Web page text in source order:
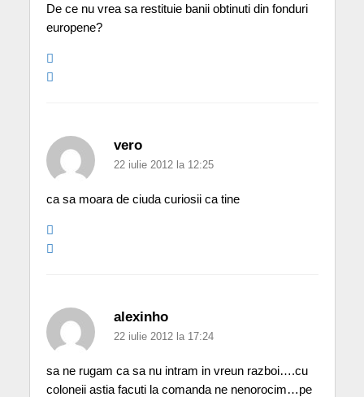
De ce nu vrea sa restituie banii obtinuti din fonduri
europene?
vero
22 iulie 2012 la 12:25
ca sa moara de ciuda curiosii ca tine
alexinho
22 iulie 2012 la 17:24
sa ne rugam ca sa nu intram in vreun razboi….cu
coloneii astia facuti la comanda ne nenorocim…pe